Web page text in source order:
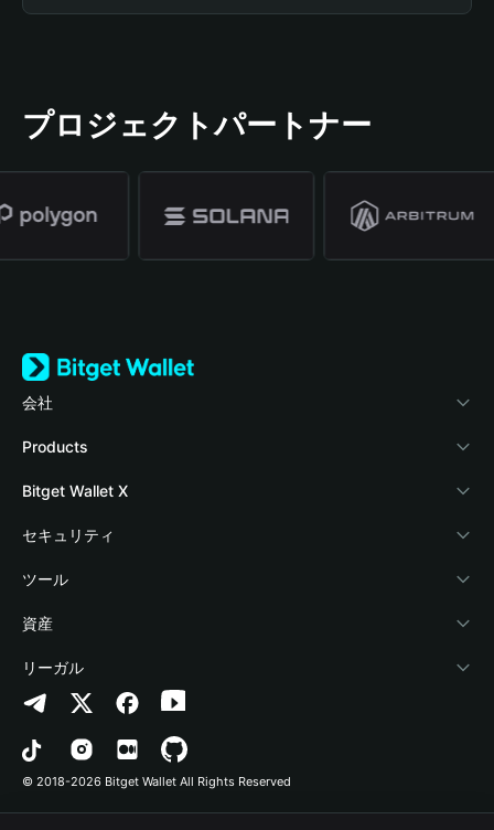
プロジェクトパートナー
会社
Bitget Walletについて
ブログ
アカデミー
暗号資産ニュース
Help Center
お問い合わせ
ブランドリソース
キャリア
Products
Crypto Card
Stablecoin Earn
Payfi Crypto
Crypto Swap API
Altcoin Season Index
Prediction Markets
DApp
Bitget Wallet X
デベロッパー
ウォレットを接続
Bitget Wallet Pay
プロジェクトを掲載
セキュリティ
保護基金
セキュリティ技術
ツール
暗号資産を購入
認証検出
コントラクト検出
一括送金
資産
Arbitrum
Avalanche
Bitcoin
リーガル
プライバシーポリシー
利用規約
© 2018-2026 Bitget Wallet All Rights Reserved